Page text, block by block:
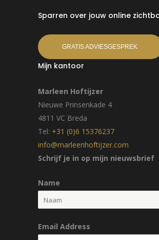
Sparren over jouw online
GRATIS ADVIESGESPREK
Mijn kantoor
Marleen Hoftijzer
Nieuwe Prinsenkade 4
4811 VC Breda
Tel: +31 (0)6 15376237
info@marleenhoftijzer.com
Schrijf je in op mijn nieuwsbrief
Name
Email Address